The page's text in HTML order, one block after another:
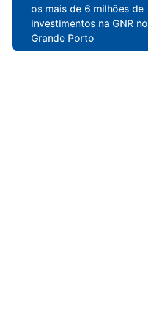
os mais de 6 milhões de
investimentos na GNR no
Grande Porto